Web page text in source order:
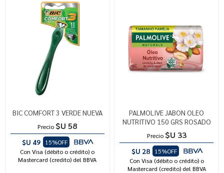
BIC COMFORT 3 VERDE NUEVA
Precio $U 58
$U 49
15%OFF
Con Visa (débito o crédito) o
Mastercard (credito) del BBVA
PALMOLIVE JABON OLEO
NUTRITIVO 150 GRS ROSADO
Precio $U 33
$U 28
15%OFF
Con Visa (débito o crédito) o
Mastercard (credito) del BBVA